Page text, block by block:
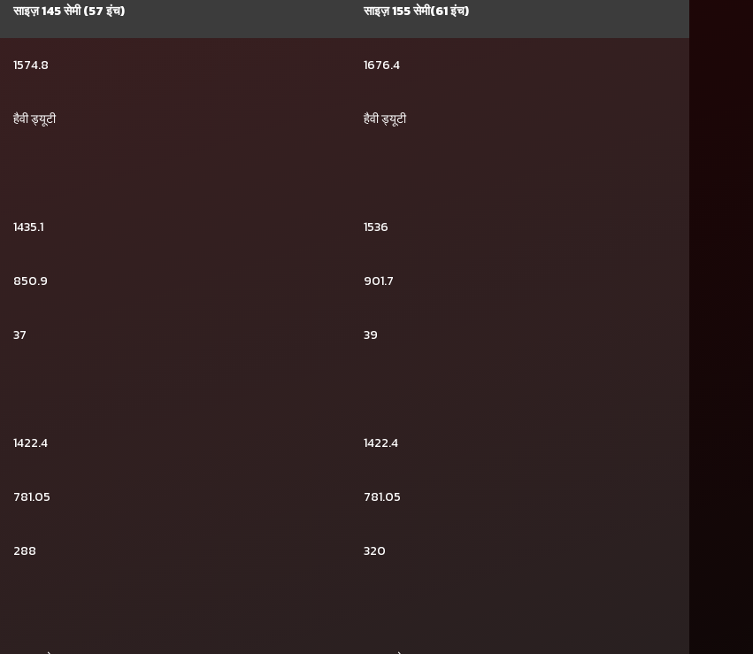
साइज़ 145 सेमी (57 इंच) साइज़ 155 सेमी(61 इंच)
1574.8 1676.4
हैवी ड्यूटी हैवी ड्यूटी
1435.1 1536
850.9 901.7
37 39
1422.4 1422.4
781.05 781.05
288 320